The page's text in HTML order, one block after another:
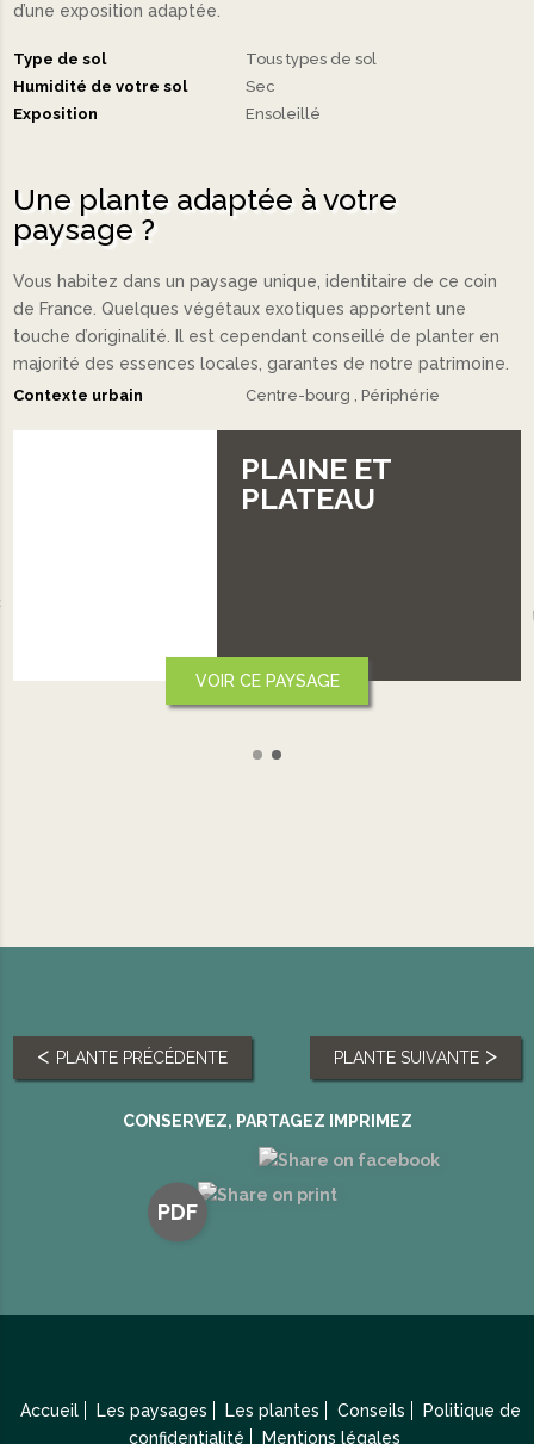
d’une exposition adaptée.
Type de sol
Tous types de sol
Humidité de votre sol
Sec
Exposition
Ensoleillé
Une plante adaptée à votre
paysage ?
Vous habitez dans un paysage unique, identitaire de ce coin
de France. Quelques végétaux exotiques apportent une
touche d’originalité. Il est cependant conseillé de planter en
majorité des essences locales, garantes de notre patrimoine.
Contexte urbain Centre-bourg Périphérie
CE PAYSAGE VOIR
PLANTE PRÉCÉDENTE PLANTE SUIVANTE
CONSERVEZ, PARTAGEZ IMPRIMEZ
PDF
Accueil Les paysages Les plantes Conseils
Politique de
confidentialité
Mentions légales